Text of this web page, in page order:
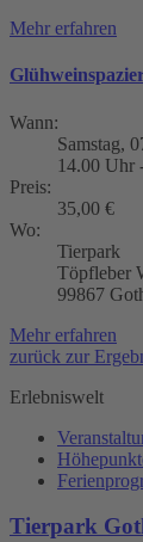
Mehr erfahren
Wann:
Samstag,
14.00 Uhr
Preis:
35,00 €
Wo:
Tierpark
Töpfleber
99867
Mehr erfahren
zurück zur
Erlebniswelt
Tierpark